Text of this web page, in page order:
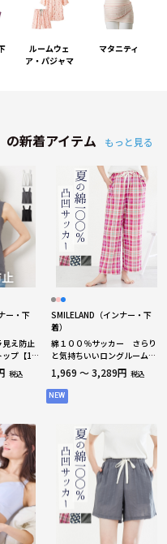
ルームウェ
ア・パジャマ
マタニティ
の新着アイテム もっと見る
ー・下
え防止
プ【1枚
税込
SMILELAND（インナー・下
着）
綿１００％サッカー さらり
と気持ちいいロングルームパ
ンツ
1,969 ～ 3,289円 税込
NEW